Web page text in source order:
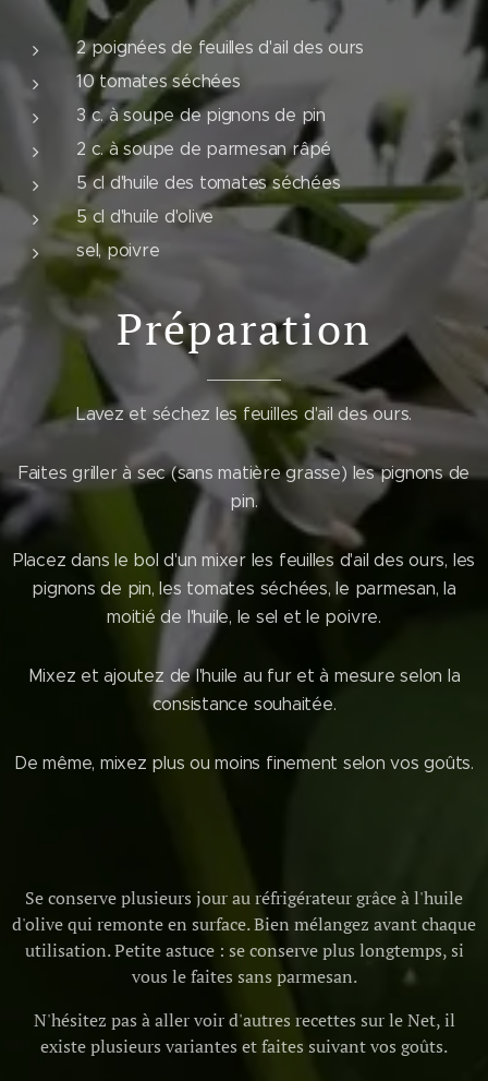
2 poignées de feuilles d'ail des ours
10 tomates séchées
3 c. à soupe de pignons de pin
2 c. à soupe de parmesan râpé
5 cl d'huile des tomates séchées
5 cl d'huile d'olive
sel, poivre
Préparation
Lavez et séchez les feuilles d'ail des ours.
Faites griller à sec (sans matière grasse) les pignons de
pin.
Placez dans le bol d'un mixer les feuilles d'ail des ours, les
pignons de pin, les tomates séchées, le parmesan, la
moitié de l'huile, le sel et le poivre.
Mixez et ajoutez de l'huile au fur et à mesure selon la
consistance souhaitée.
De même, mixez plus ou moins finement selon vos goûts.
Se conserve plusieurs jour au réfrigérateur grâce à l'huile
d'olive qui remonte en surface. Bien mélangez avant chaque
utilisation. Petite astuce : se conserve plus longtemps, si
vous le faites sans parmesan.
N'hésitez pas à aller voir d'autres recettes sur le Net, il
existe plusieurs variantes et faites suivant vos goûts.